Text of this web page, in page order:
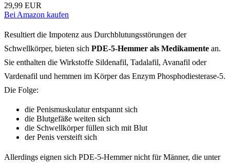
29,99 EUR
Bei Amazon kaufen
Resultiert die Impotenz aus Durchblutungsstörungen der
Schwellkörper, bieten sich PDE-5-Hemmer als Medikamente an.
Sie enthalten die Wirkstoffe Sildenafil, Tadalafil, Avanafil oder
Vardenafil und hemmen im Körper das Enzym Phosphodiesterase-5.
Die Folge:
die Penismuskulatur entspannt sich
die Blutgefäße weiten sich
die Schwellkörper füllen sich mit Blut
der Penis versteift sich
Allerdings eignen sich PDE-5-Hemmer nicht für Männer, die unter